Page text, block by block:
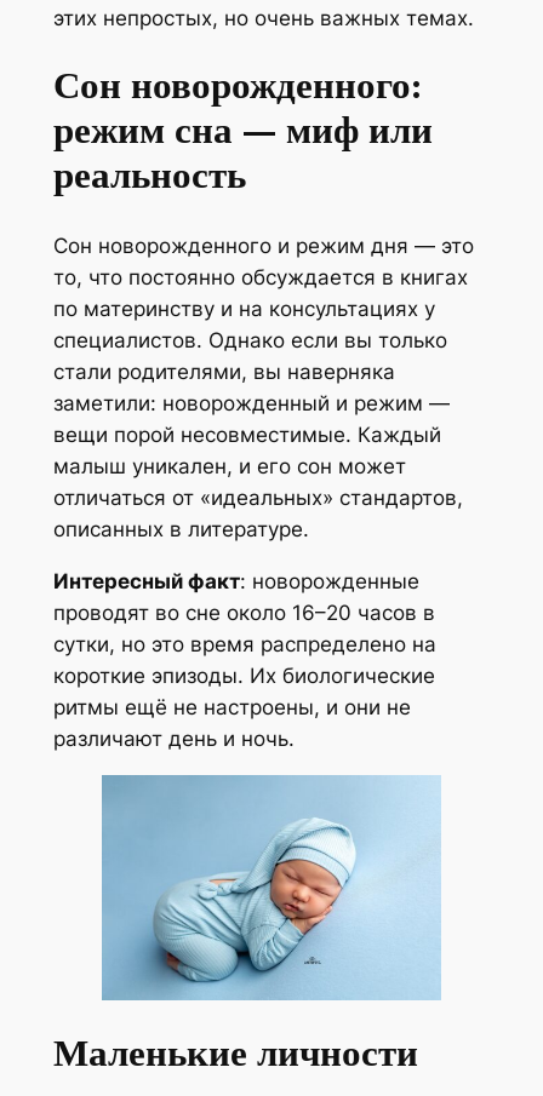
этих непростых, но очень важных темах.
Сон новорожденного:
режим сна — миф или
реальность
Сон новорожденного и режим дня — это
то, что постоянно обсуждается в книгах
по материнству и на консультациях у
специалистов. Однако если вы только
стали родителями, вы наверняка
заметили: новорожденный и режим —
вещи порой несовместимые. Каждый
малыш уникален, и его сон может
отличаться от «идеальных» стандартов,
описанных в литературе.
Интересный факт: новорожденные
проводят во сне около 16–20 часов в
сутки, но это время распределено на
короткие эпизоды. Их биологические
ритмы ещё не настроены, и они не
различают день и ночь.
Маленькие личности